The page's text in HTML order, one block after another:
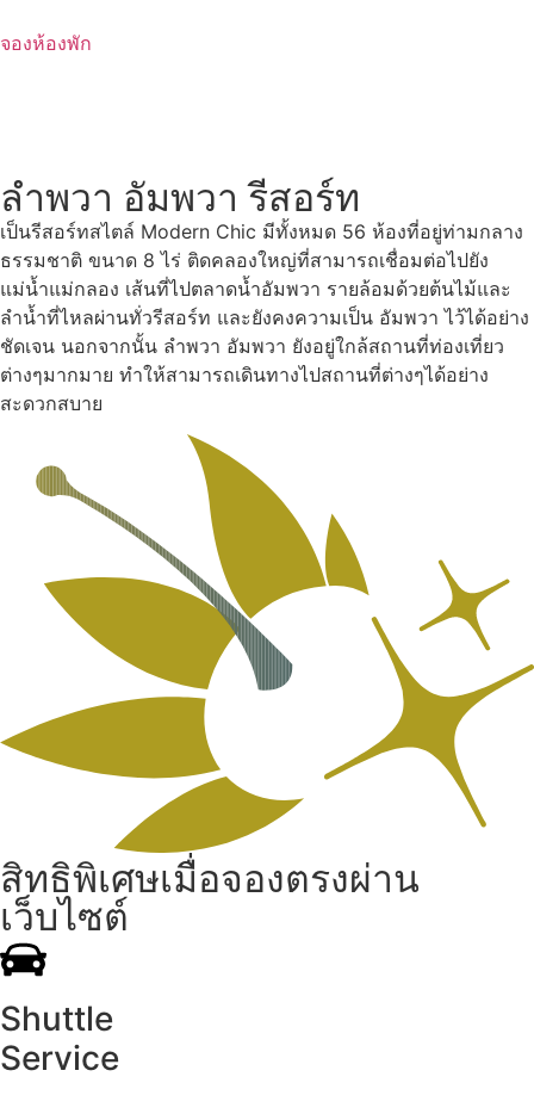
to
จองห้องพัก
ลำพวา อัมพวา รีสอร์ท
เป็นรีสอร์ทสไตล์ Modern Chic มีทั้งหมด 56 ห้องที่อยู่ท่ามกลาง
ธรรมชาติ ขนาด 8 ไร่ ติดคลองใหญ่ที่สามารถเชื่อมต่อไปยัง
แม่น้ำแม่กลอง เส้นที่ไปตลาดน้ำอัมพวา รายล้อมด้วยต้นไม้และ
ลำน้ำที่ไหลผ่านทั่วรีสอร์ท และยังคงความเป็น อัมพวา ไว้ได้อย่าง
ชัดเจน นอกจากนั้น ลำพวา อัมพวา ยังอยู่ใกล้สถานที่ท่องเที่ยว
ต่างๆมากมาย ทำให้สามารถเดินทางไปสถานที่ต่างๆได้อย่าง
สะดวกสบาย
สิทธิพิเศษเมื่อจองตรงผ่าน
เว็บไซต์
Shuttle
Service